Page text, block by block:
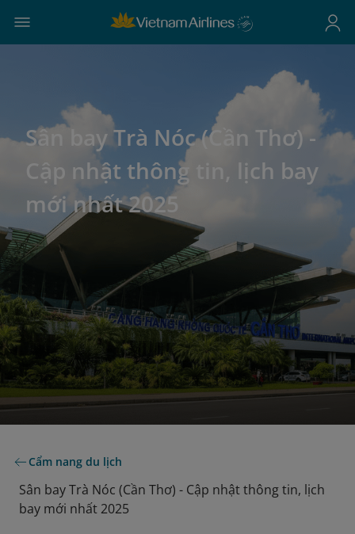
Sân bay Trà Nóc (Cần Thơ) -
Cập nhật thông tin, lịch bay
mới nhất 2025
Cẩm nang du lịch
Sân bay Trà Nóc (Cần Thơ) - Cập nhật thông tin, lịch
bay mới nhất 2025